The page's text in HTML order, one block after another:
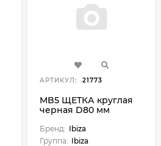
АРТИКУЛ: 21773
MB5 ЩЕТКА круглая
черная D80 мм
Бренд: Ibiza
Группа: Ibiza